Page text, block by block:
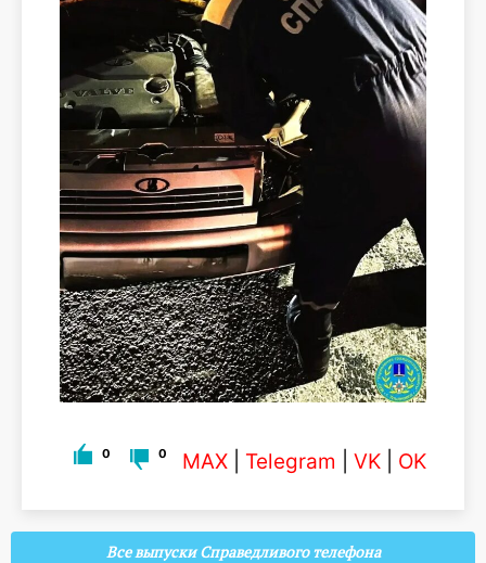
0 0 MAX Telegram VK OK
Все выпуски Справедливого телефона